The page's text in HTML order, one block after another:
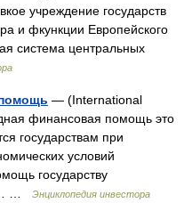
учреждение государств
и фкункции Европейского
система центральных
— (International
финансовая помощь это
государствам при
условий
государству
…
Энциклопедия инвестора